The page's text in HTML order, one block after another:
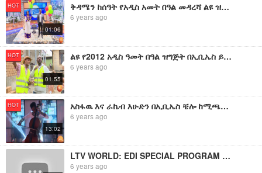
HOT
01:06
ቅዳሜን ከሰዓት የአዲስ አመት በዓል መዳረሻ ልዩ ዝግጅት በዚህ ሳምንት/Kidamen Keseat Ep 20 This Week Special Program
6 years ago
HOT
01:55
ልዩ የ2012 አዲስ ዓመት በዓል ዝግጅት በኢቢኤስ ይጠብቁን/New Year Special 2012 Program
6 years ago
HOT
13:02
አስፋዉ እና ራኬብ እሁድን በኢቢኤስ ቼሎ ከሚጫወተዉ ወጣቱ ተማሪ ጋር/Ehuden Be EBS With Chelo Instrumental
6 years ago
LTV WORLD: EDI SPECIAL PROGRAM : ልዩ የመውሊድ በዓል ዝግጅት - ክፍል 2
6 years ago